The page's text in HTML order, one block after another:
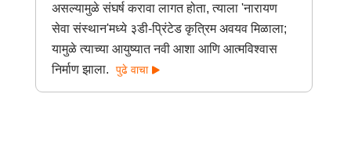
असल्यामुळे संघर्ष करावा लागत होता, त्याला 'नारायण
सेवा संस्थान'मध्ये ३डी-प्रिंटेड कृत्रिम अवयव मिळाला;
यामुळे त्याच्या आयुष्यात नवी आशा आणि आत्मविश्वास
निर्माण झाला.
पुढे वाचा